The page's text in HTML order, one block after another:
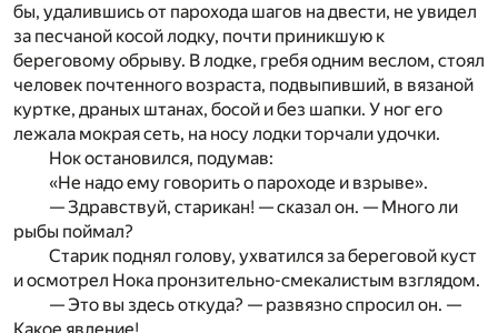
бы, удалившись от парохода шагов на двести, не увидел
за песчаной косой лодку, почти приникшую к
береговому обрыву. В лодке, гребя одним веслом, стоял
человек почтенного возраста, подвыпивший, в вязаной
куртке, драных штанах, босой и без шапки. У ног его
лежала мокрая сеть, на носу лодки торчали удочки.
Нок остановился, подумав:
«Не надо ему говорить о пароходе и взрыве».
— Здравствуй, старикан! — сказал он. — Много ли
рыбы поймал?
Старик поднял голову, ухватился за береговой куст
и осмотрел Нока пронзительно-смекалистым взглядом.
— Это вы здесь откуда? — развязно спросил он. —